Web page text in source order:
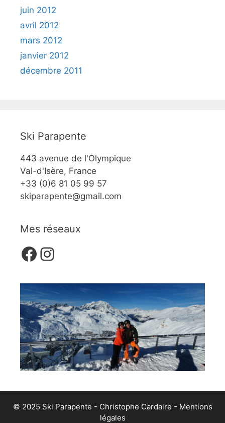
juin 2012
avril 2012
mars 2012
janvier 2012
décembre 2011
Ski Parapente
443 avenue de l'Olympique
Val-d'Isère, France
+33 (0)6 81 05 99 57
skiparapente@gmail.com
Mes réseaux
Facebook
Instagram
© 2025 Ski Parapente - Christophe Cardaire - Mentions
légales